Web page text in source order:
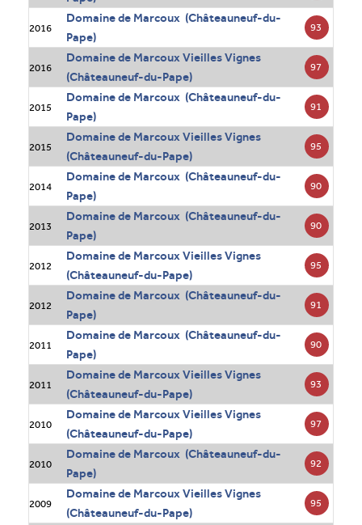
2016
Domaine de Marcoux (Châteauneuf-du-
Pape)
93
2016
Domaine de Marcoux Vieilles Vignes
(Châteauneuf-du-Pape)
97
2015
Domaine de Marcoux (Châteauneuf-du-
Pape)
91
2015
Domaine de Marcoux Vieilles Vignes
(Châteauneuf-du-Pape)
95
2014
Domaine de Marcoux (Châteauneuf-du-
Pape)
90
2013
Domaine de Marcoux (Châteauneuf-du-
Pape)
90
2012
Domaine de Marcoux Vieilles Vignes
(Châteauneuf-du-Pape)
95
2012
Domaine de Marcoux (Châteauneuf-du-
Pape)
91
2011
Domaine de Marcoux (Châteauneuf-du-
Pape)
90
2011
Domaine de Marcoux Vieilles Vignes
(Châteauneuf-du-Pape)
93
2010
Domaine de Marcoux Vieilles Vignes
(Châteauneuf-du-Pape)
97
2010
Domaine de Marcoux (Châteauneuf-du-
Pape)
92
2009
Domaine de Marcoux Vieilles Vignes
(Châteauneuf-du-Pape)
95